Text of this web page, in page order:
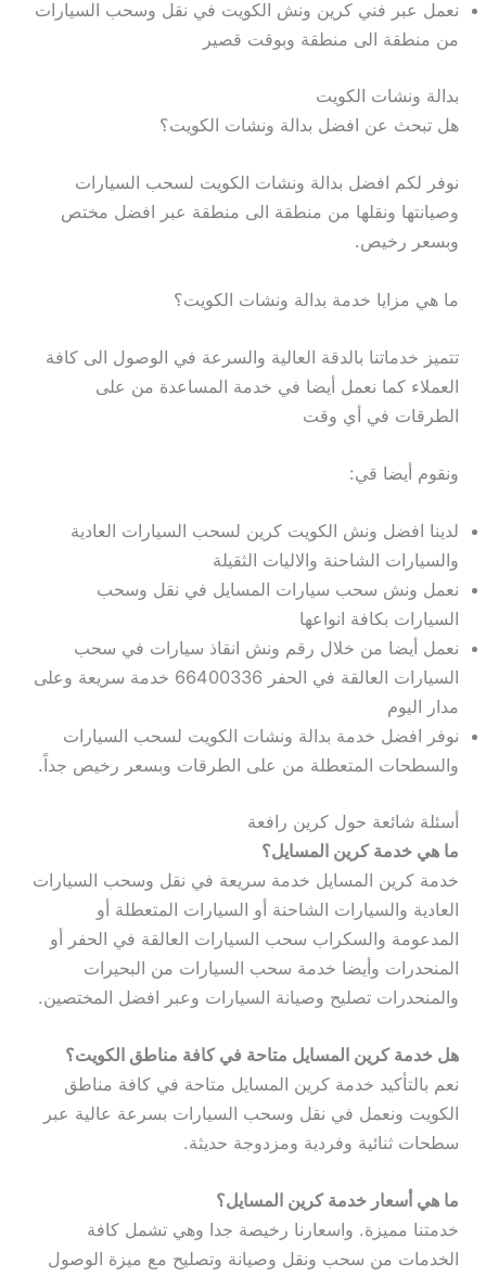
نعمل عبر فني كرين ونش الكويت في نقل وسحب السيارات
من منطقة الى منطقة وبوقت قصير
بدالة ونشات الكويت
هل تبحث عن افضل بدالة ونشات الكويت؟
نوفر لكم افضل بدالة ونشات الكويت لسحب السيارات
وصيانتها ونقلها من منطقة الى منطقة عبر افضل مختص
وبسعر رخيص.
ما هي مزايا خدمة بدالة ونشات الكويت؟
تتميز خدماتنا بالدقة العالية والسرعة في الوصول الى كافة
العملاء كما نعمل أيضا في خدمة المساعدة من على
الطرقات في أي وقت
ونقوم أيضا قي:
لدينا افضل ونش الكويت كرين لسحب السيارات العادية
والسيارات الشاحنة والاليات الثقيلة
نعمل ونش سحب سيارات المسايل في نقل وسحب
السيارات بكافة انواعها
نعمل أيضا من خلال رقم ونش انقاذ سيارات في سحب
السيارات العالقة في الحفر 66400336 خدمة سريعة وعلى
مدار اليوم
نوفر افضل خدمة بدالة ونشات الكويت لسحب السيارات
والسطحات المتعطلة من على الطرقات وبسعر رخيص جداً.
أسئلة شائعة حول كرين رافعة
ما هي خدمة كرين المسايل؟
خدمة كرين المسايل خدمة سريعة في نقل وسحب السيارات
العادية والسيارات الشاحنة أو السيارات المتعطلة أو
المدعومة والسكراب سحب السيارات العالقة في الحفر أو
المنحدرات وأيضا خدمة سحب السيارات من البحيرات
والمنحدرات تصليح وصيانة السيارات وعبر افضل المختصين.
هل خدمة كرين المسايل متاحة في كافة مناطق الكويت؟
نعم بالتأكيد خدمة كرين المسايل متاحة في كافة مناطق
الكويت ونعمل في نقل وسحب السيارات بسرعة عالية عبر
سطحات ثنائية وفردية ومزدوجة حديثة.
ما هي أسعار خدمة كرين المسايل؟
خدمتنا مميزة. واسعارنا رخيصة جدا وهي تشمل كافة
الخدمات من سحب ونقل وصيانة وتصليح مع ميزة الوصول